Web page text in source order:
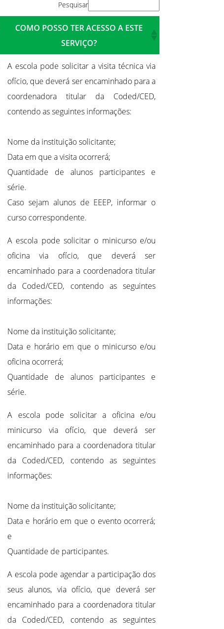
Pesquisar
COMO POSSO TER ACESSO A ESTE
SERVIÇO?
A escola pode solicitar a visita técnica via
ofício, que deverá ser encaminhado para a
coordenadora titular da Coded/CED,
contendo as seguintes informações:
Nome da instituição solicitante;
Data em que a visita ocorrerá;
Quantidade de alunos participantes e
série.
Caso sejam alunos de EEEP, informar o
curso correspondente.
A escola pode solicitar o minicurso e/ou
oficina via ofício, que deverá ser
encaminhado para a coordenadora titular
da Coded/CED, contendo as seguintes
informações:
Nome da instituição solicitante;
Data e horário em que o minicurso e/ou
oficina ocorrerá;
Quantidade de alunos participantes e
série.
A escola pode solicitar a oficina e/ou
minicurso via ofício, que deverá ser
encaminhado para a coordenadora titular
da Coded/CED, contendo as seguintes
informações:
Nome da instituição solicitante;
Data e horário em que o evento ocorrerá;
e
Quantidade de participantes.
A escola pode agendar a participação dos
seus alunos, via ofício, que deverá ser
encaminhado para a coordenadora titular
da Coded/CED, contendo as seguintes